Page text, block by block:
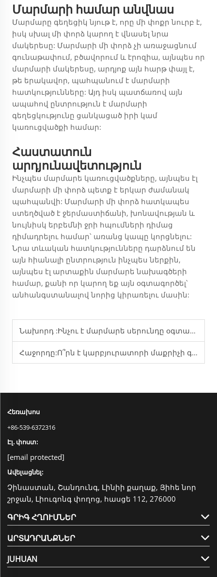
Մարմարի համար անվնաս
Մարմարը գեղեցիկ նյութ է, որը մի փոքր նուրբ է,
իսկ սխալ մի փորձ կարող է վնասել նրա
մակերեսը: Մարմարի մի փորձ չի առաջացնում
գունաթափում, բծավորում և էրոզիա, այնպես որ
մարմարի մակերեսը, արդյոք այն հարթ փայլ է,
թե երակավոր, պահպանում է մարմարի
հատկությունները: Այդ իսկ պատճառով այն
ապահով ընտրություն է մարմարի
գեղեցկությունը ցանկացած իրի կամ
կառուցվածքի համար:
Հաստատուն
արդյունավետություն
Ինչպես մարմարե կառուցվածքները, այնպես էլ
մարմարի մի փորձ պետք է երկար ժամանակ
պահպանվի: Մարմարի մի փորձ հատկապես
ստեղծված է ջերմաստիճանի, խոնավության և
նույնիսկ երբեմնի ջրի հպումների դիմաց
դիմադրելու համար՝ առանց կապը կորցնելու:
Նրա տևական հատկությունները դարձնում են
այն հիանալի ընտրություն ինչպես ներքին,
այնպես էլ արտաքին մարմարե նախագծերի
համար, քանի որ կարող եք այն օգտագործել՝
անհանգստանալով նորից կիրառելու մասին:
Նախորդ :Ինչու է մարմարե սերունդը օգտագործվում վերականգնման համար
Հաջորդը:Ո՞րն է կարբյուրատորի մաքրիչի գործառույթը
Հեռախոս
+86-539-6372316
Էլ. փոստ:
[email protected]
Ավելացնել:
Չինաստան, Շանդունգ, Լինիի քաղաք, Յիհե նոր
շրջան, Լիուգոնգ փողոց, հասցե 112, 276000
ԳՐԻԳ ՀՂՈՒՄՆԵՐ
ԱՐՏԱԴՐԱՆՔՆԵՐ
JUHUAN